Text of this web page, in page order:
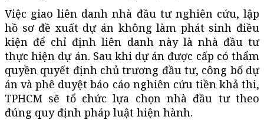
Việc giao liên danh nhà đầu tư nghiên cứu, lập
hồ sơ đề xuất dự án không làm phát sinh điều
kiện để chỉ định liên danh này là nhà đầu tư
thực hiện dự án. Sau khi dự án được cấp có thẩm
quyền quyết định chủ trương đầu tư, công bố dự
án và phê duyệt báo cáo nghiên cứu tiền khả thi,
TPHCM sẽ tổ chức lựa chọn nhà đầu tư theo
đúng quy định pháp luật hiện hành.